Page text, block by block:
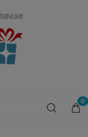
się